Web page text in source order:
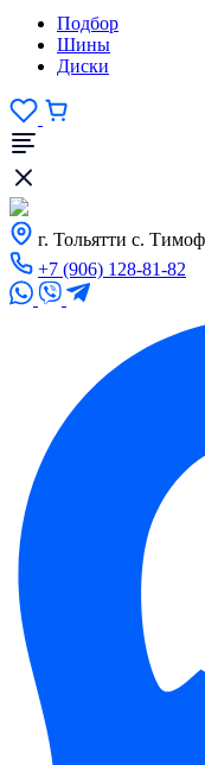
Подбор
Шины
Диски
г. Тольятти с.
+7 (906) 128-81-82